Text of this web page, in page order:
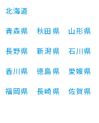
北海道
青森県 秋田県 山形県
長野県 新潟県 石川県
香川県 徳島県 愛媛県
福岡県 長崎県 佐賀県